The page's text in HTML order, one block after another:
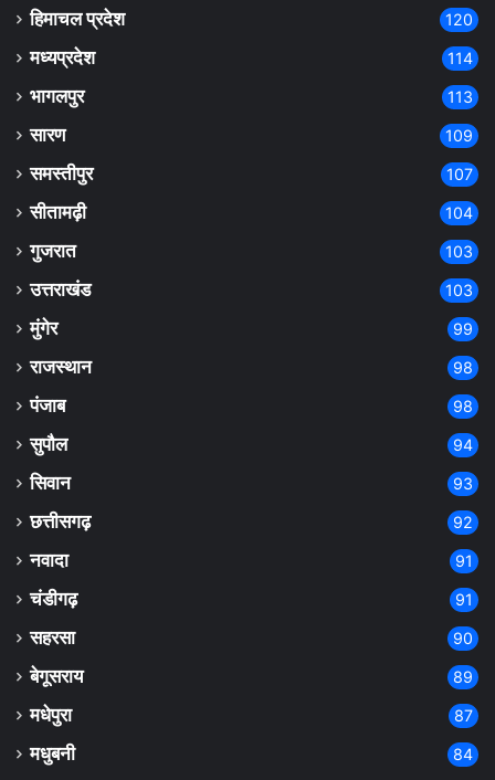
हिमाचल प्रदेश 120
मध्यप्रदेश 114
भागलपुर 113
सारण 109
समस्तीपुर 107
सीतामढ़ी 104
गुजरात 103
उत्तराखंड 103
मुंगेर 99
राजस्थान 98
पंजाब 98
सुपौल 94
सिवान 93
छत्तीसगढ़ 92
नवादा 91
चंडीगढ़ 91
सहरसा 90
बेगूसराय 89
मधेपुरा 87
मधुबनी 84